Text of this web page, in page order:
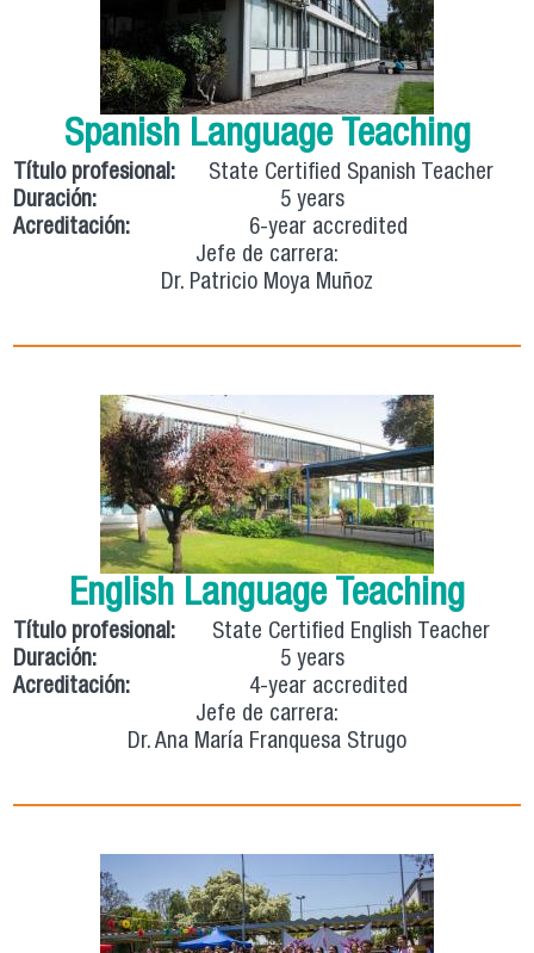
Spanish Language Teaching
Título profesional:
State Certified Spanish Teacher
Duración:
5 years
Acreditación:
6-year accredited
Jefe de carrera:
Dr. Patricio Moya Muñoz
English Language Teaching
Título profesional:
State Certified English Teacher
Duración:
5 years
Acreditación:
4-year accredited
Jefe de carrera:
Dr. Ana María Franquesa Strugo